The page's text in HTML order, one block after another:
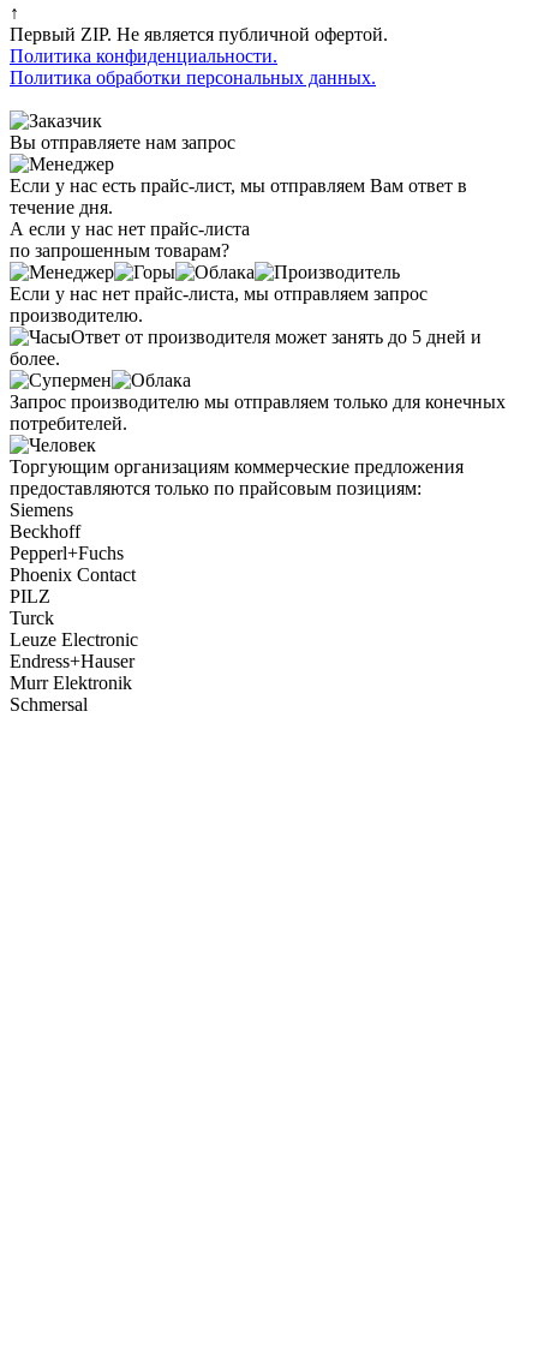
↑
Первый ZIP. Не является публичной офертой.
Политика конфиденциальности.
Политика обработки персональных данных.
Вы отправляете нам запрос
Если у нас есть прайс-лист, мы отправляем Вам ответ в
течение дня.
А если у нас нет прайс-листа
по запрошенным товарам?
Если у нас нет прайс-листа, мы отправляем запрос
производителю.
Ответ от производителя может занять до 5 дней и
более.
Запрос производителю мы отправляем только для конечных
потребителей.
Торгующим организациям коммерческие предложения
предоставляются только по прайсовым позициям:
Siemens
Beckhoff
Pepperl+Fuchs
Phoenix Contact
PILZ
Turck
Leuze Electronic
Endress+Hauser
Murr Elektronik
Schmersal